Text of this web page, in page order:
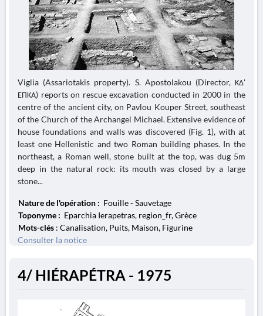
Viglia (Assariotakis property). S. Apostolakou (Director, ΚΔ'
ΕΠΚΑ) reports on rescue excavation conducted in 2000 in the
centre of the ancient city, on Pavlou Kouper Street, southeast
of the Church of the Archangel Michael. Extensive evidence of
house foundations and walls was discovered (Fig. 1), with at
least one Hellenistic and two Roman building phases. In the
northeast, a Roman well, stone built at the top, was dug 5m
deep in the natural rock: its mouth was closed by a large
stone...
Nature de l'opération : Fouille - Sauvetage
Toponyme : Eparchia Ierapetras, region_fr, Grèce
Mots-clés : Canalisation, Puits, Maison, Figurine
Consulter la notice
4/ HIÉRAPÉTRA - 1975